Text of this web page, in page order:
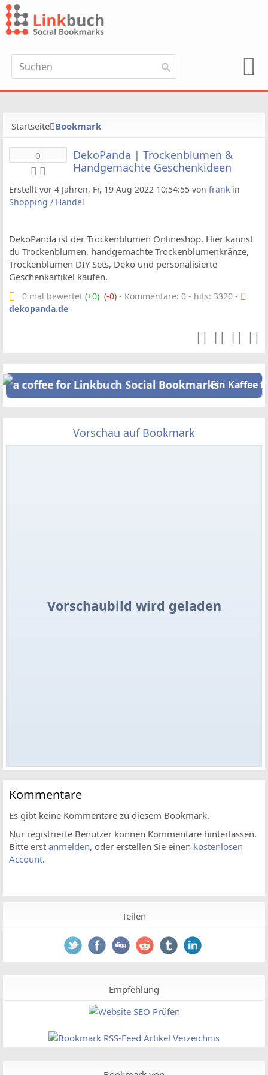
Startseite Bookmark
0
DekoPanda | Trockenblumen &
Handgemachte Geschenkideen
Erstellt vor 4 Jahren, Fr, 19 Aug 2022 10:54:55 von frank in
Shopping / Handel
DekoPanda ist der Trockenblumen Onlineshop. Hier kannst
du Trockenblumen, handgemachte Trockenblumenkränze,
Trockenblumen DIY Sets, Deko und personalisierte
Geschenkartikel kaufen.
0 mal bewertet (+0) (-0) - Kommentare: 0 - hits: 3320 -
dekopanda.de
Ein Kaffee
Vorschau auf Bookmark
Vorschaubild wird geladen
Kommentare
Es gibt keine Kommentare zu diesem Bookmark.
Nur registrierte Benutzer können Kommentare hinterlassen.
Bitte erst anmelden, oder erstellen Sie einen kostenlosen
Account.
Teilen
Empfehlung